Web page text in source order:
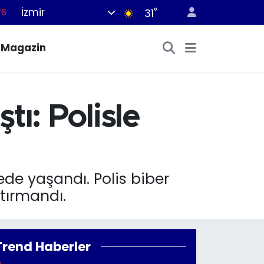
İzmir 31°
Magazin
Polisle
yaşandı. Polis biber
Haberler